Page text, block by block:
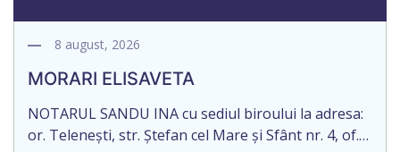
8 august, 2026
MORARI ELISAVETA
NOTARUL SANDU INA cu sediul biroului la adresa:
or. Telenești, str. Ștefan cel Mare și Sfânt nr. 4, of.